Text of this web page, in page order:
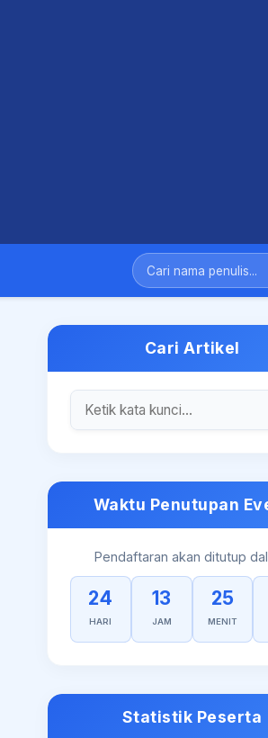
Cari Artikel
Waktu Penutupan
Pendaftaran akan ditutup
24
HARI
13
JAM
25
MENIT
Statistik Peserta